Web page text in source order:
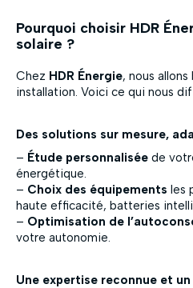
Pourquoi choisir HDR
solaire ?
Chez HDR Énergie, nous
installation. Voici ce qui nous
Des solutions sur mesure,
– Étude personnalisée de
énergétique.
– Choix des équipements les
haute efficacité, batteries
– Optimisation de
votre autonomie.
Une expertise reconnue et